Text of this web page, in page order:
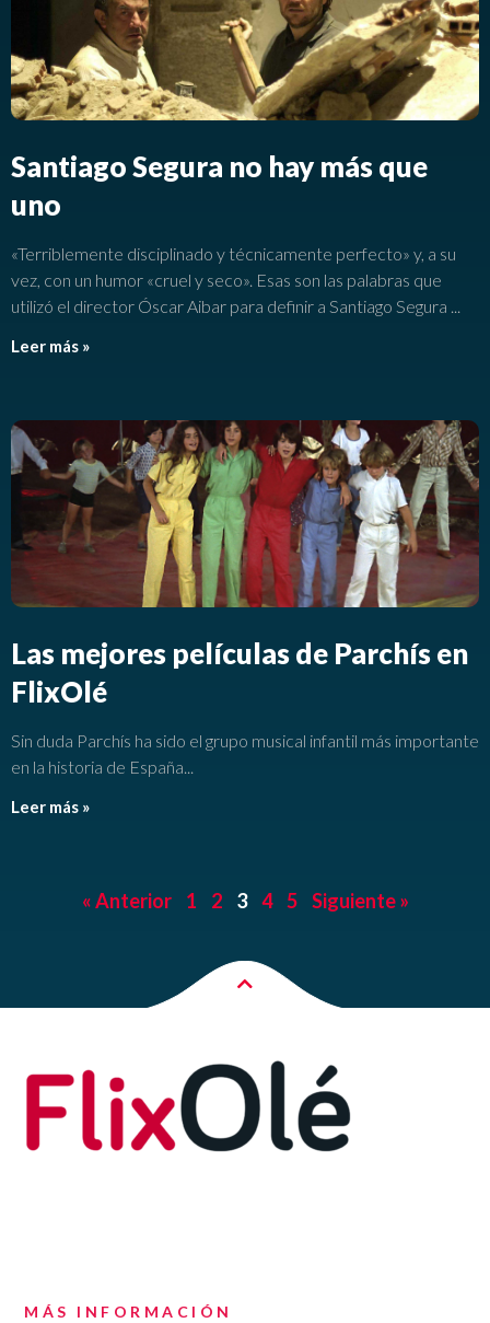
Santiago Segura no hay más que
uno
«Terriblemente disciplinado y técnicamente perfecto» y, a su
vez, con un humor «cruel y seco». Esas son las palabras que
utilizó el director Óscar Aibar para definir a Santiago Segura
Leer más »
Las mejores películas de Parchís en
FlixOlé
Sin duda Parchís ha sido el grupo musical infantil más importante
en la historia de España
Leer más »
« Anterior 1 2 3 4 5 Siguiente »
MÁS INFORMACIÓN